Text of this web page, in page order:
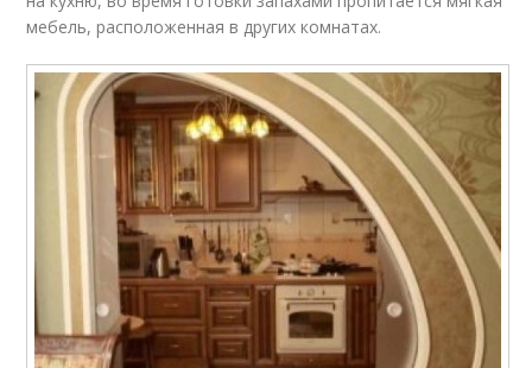
мебель, расположенная в других комнатах.